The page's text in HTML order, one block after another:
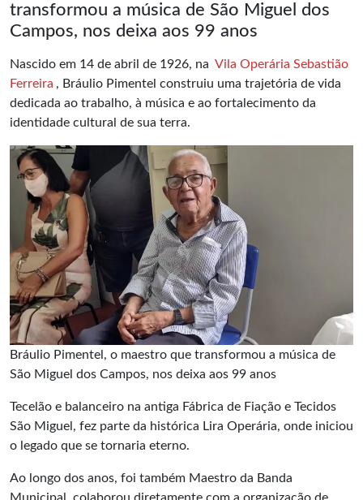
transformou a música de São Miguel dos
Campos, nos deixa aos 99 anos
Nascido em 14 de abril de 1926, na Vila Operária Sebastião
Ferreira , Bráulio Pimentel construiu uma trajetória de vida
dedicada ao trabalho, à música e ao fortalecimento da
identidade cultural de sua terra.
Bráulio Pimentel, o maestro que transformou a música de
São Miguel dos Campos, nos deixa aos 99 anos
Tecelão e balanceiro na antiga Fábrica de Fiação e Tecidos
São Miguel, fez parte da histórica Lira Operária, onde iniciou
o legado que se tornaria eterno.
Ao longo dos anos, foi também Maestro da Banda
Municipal, colaborou diretamente com a organização de